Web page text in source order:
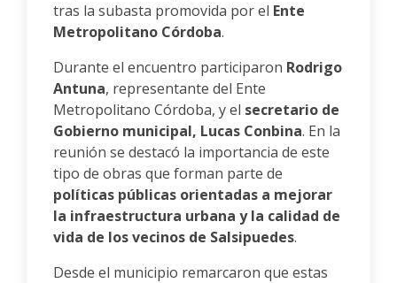
tras la subasta promovida por el Ente
Metropolitano Córdoba.
Durante el encuentro participaron Rodrigo
Antuna, representante del Ente
Metropolitano Córdoba, y el secretario de
Gobierno municipal, Lucas Conbina. En la
reunión se destacó la importancia de este
tipo de obras que forman parte de
políticas públicas orientadas a mejorar
la infraestructura urbana y la calidad de
vida de los vecinos de Salsipuedes.
Desde el municipio remarcaron que estas